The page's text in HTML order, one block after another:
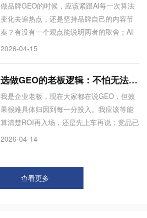
做品牌GEO的时候，应该紧跟AI每一次算法
变化去追热点，还是坚持品牌自己的内容节
奏？有没有一个观点能说明两者的取舍；AI
搜索模型更新这么快，品牌花力气做GEO会
应该如何保持自己的辨识度和信任感？有没
有什么反常识的结论
2026-04-15
选做GEO的老板逻辑：不怕无法归因 只怕没上车
我是企业老板，现在大家都在说GEO，但效
果很难具体归因到每一分投入。我应该等能
算清楚ROI再入场，还是先上车再说；竞品已
经开始做GEO，但我没法准确评估他们的效
板最纠结的是算不清账和错过机会。这两个
之间，为什么更多老板最终选了后者。
2026-04-14
查看更多